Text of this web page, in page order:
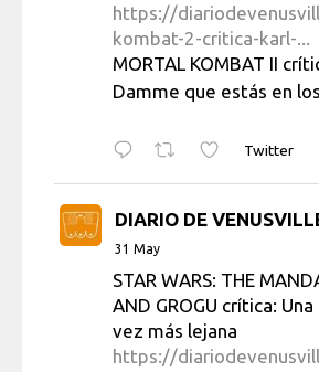
https://
kombat-2-critica-karl-...
MORTAL KOMBAT II
Damme que estás en
Twitter
DIARIO DE
31 May
STAR WARS: THE
AND GROGU crítica:
vez más lejana
https://